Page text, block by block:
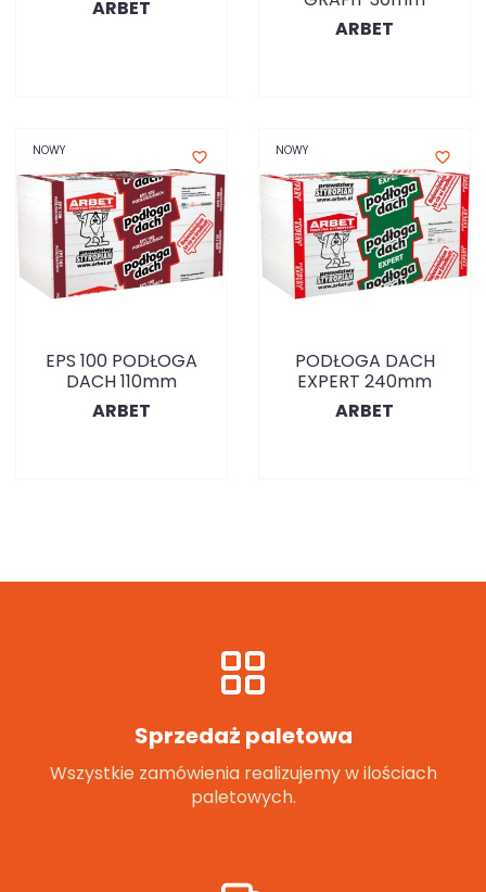
ARBET
ARBET
NOWY favorite_border
EPS 100 PODŁOGA
DACH 110mm
ARBET
NOWY favorite_border
PODŁOGA DACH
EXPERT 240mm
ARBET
Sprzedaż paletowa
Wszystkie zamówienia realizujemy w ilościach
paletowych.